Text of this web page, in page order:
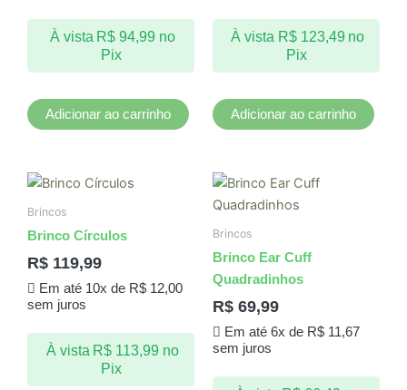
À vista R$ 94,99 no
Pix
Adicionar ao carrinho
À vista R$123,49 no
Pix
Adicionar ao carrinho
Brincos
Brinco Círculos
R$ 119,99
Em até 10x de R$12,00
sem juros
À vista R$ 113,99 no
Pix
Brincos
Brinco Ear Cuff
Quadradinhos
R$ 69,99
Em até 6x de R$11,67
sem juros